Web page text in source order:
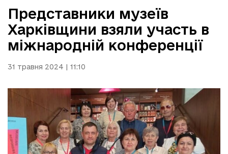
Представники музеїв
Харківщини взяли участь в
міжнародній конференції
31 травня 2024 | 11:10